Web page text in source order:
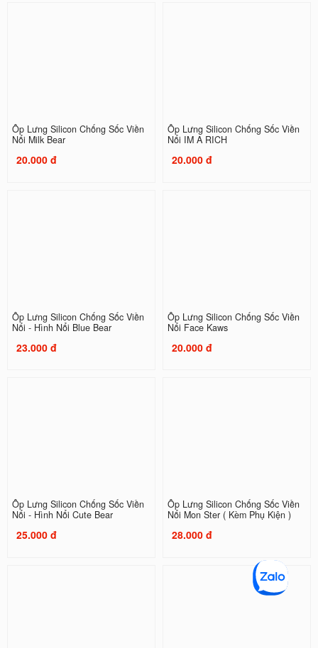
Ốp Lưng Silicon Chống Sốc Viền
Nổi Milk Bear
20.000 đ
Ốp Lưng Silicon Chống Sốc Viền
Nổi IM A RICH
20.000 đ
Ốp Lưng Silicon Chống Sốc Viền
Nổi - Hình Nổi Blue Bear
23.000 đ
Ốp Lưng Silicon Chống Sốc Viền
Nổi Face Kaws
20.000 đ
Ốp Lưng Silicon Chống Sốc Viền
Nổi - Hình Nổi Cute Bear
25.000 đ
Ốp Lưng Silicon Chống Sốc Viền
Nổi Mon Ster ( Kèm Phụ Kiện )
28.000 đ